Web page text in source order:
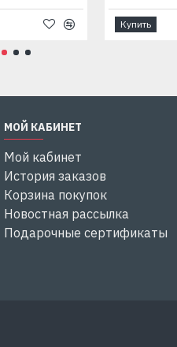
Купить
МОЙ КАБИНЕТ
Мой кабинет
История заказов
Корзина покупок
Новостная рассылка
Подарочные сертификаты